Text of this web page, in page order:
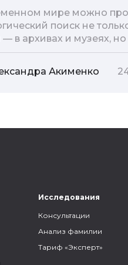
мире можно
поиск не
в архивах и музеях, но
интернетом.
вам как и в каких
сетях можно
построить с
Акименко
Исследования
Консультации
Анализ фамилии
Тариф «Эксперт»